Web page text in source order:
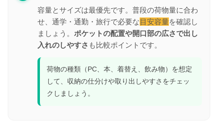
容量とサイズは最優先です。普段の荷物量に合わ
せ、通学・通勤・旅行で必要な目安容量を確認し
ましょう。 ポケットの配置や開口部の広さで出し
入れのしやすさ も比較ポイントです。
荷物の種類（PC、本、着替え、飲み物）を想定
して、収納の仕分けや取り出しやすさをチェッ
クしましょう。